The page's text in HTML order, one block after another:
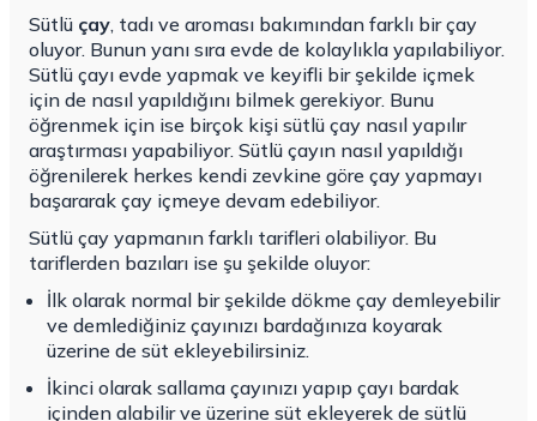
Sütlü çay, tadı ve aroması bakımından farklı bir çay
oluyor. Bunun yanı sıra evde de kolaylıkla yapılabiliyor.
Sütlü çayı evde yapmak ve keyifli bir şekilde içmek
için de nasıl yapıldığını bilmek gerekiyor. Bunu
öğrenmek için ise birçok kişi sütlü çay nasıl yapılır
araştırması yapabiliyor. Sütlü çayın nasıl yapıldığı
öğrenilerek herkes kendi zevkine göre çay yapmayı
başararak çay içmeye devam edebiliyor.
Sütlü çay yapmanın farklı tarifleri olabiliyor. Bu
tariflerden bazıları ise şu şekilde oluyor:
İlk olarak normal bir şekilde dökme çay demleyebilir
ve demlediğiniz çayınızı bardağınıza koyarak
üzerine de süt ekleyebilirsiniz.
İkinci olarak sallama çayınızı yapıp çayı bardak
içinden alabilir ve üzerine süt ekleyerek de sütlü